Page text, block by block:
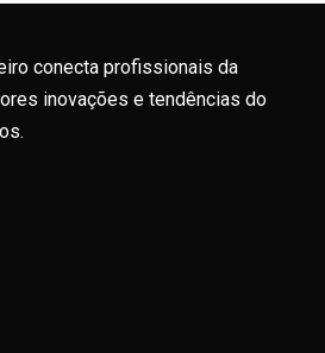
conecta profissionais da
inovações e tendências do